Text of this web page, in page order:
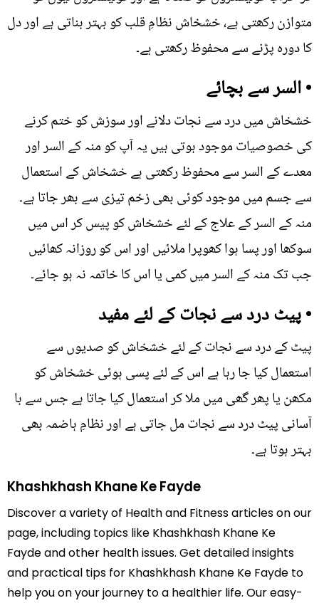
متوازن رکھتی ہے، خشخاش نظامِ قلب کو بہتر بناتی ہے اور دل
کا دورہ پڑنے سے محفوظ رکھتی ہے۔
• السر سے بچائے
خشخاش میں درد سے نجات دلانے اور سوزش کو ختم کرنے
کی خصوصیات موجود ہوتی ہیں یہ آپ کو منہ کے السر اور
معدے کے السر سے محفوظ رکھتی ہے خشخاش کے استعمال
سے جسم میں موجود کوئی بھی زخم تیزی سے بھر جاتا ہے۔
منہ کے السر کے علاج کے لئے خشخاش کو پیس کر اس میں
سوکھا اور پسا ہوا کھوپرا ملائیں اور اس کو روزانہ کھائیں
جب تک منہ کے السر میں کمی یا اس کا خاتمہ نہ ہو جائے۔
• پیٹ درد سے نجات کے لئے مفید
پیٹ کے درد سے نجات کے لئے خشخاش کو صدیوں سے
استعمال کیا جا رہا ہے اس کے لئے پسی ہوئی خشخاش کو
مکھن یا پھر گھی میں ملا کر استعمال کیا جاتا ہے جس سے با
آسانی پیٹ درد سے نجات مل جاتی ہے اور نظامِ ہاضمہ بھی
بہتر ہوتا ہے۔
Khashkhash Khane Ke Fayde
Discover a variety of Health and Fitness articles on our
page, including topics like Khashkhash Khane Ke
Fayde and other health issues. Get detailed insights
and practical tips for Khashkhash Khane Ke Fayde to
help you on your journey to a healthier life. Our easy-